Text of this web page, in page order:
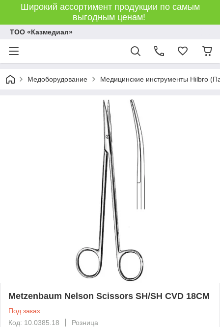
Широкий ассортимент продукции по самым
выгодным ценам!
ТОО «Казмедиал»
Медоборудование Медицинские инструменты Hilbro
Metzenbaum Nelson Scissors SH/SH CVD 18CM
Под заказ
Код: 10.0385.18
Розница